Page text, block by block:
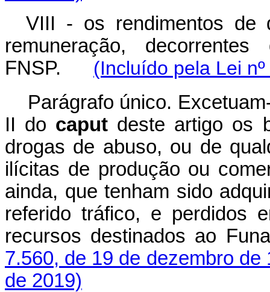
VIII - os rendimentos de
remuneração,
FNSP. (Incluído pela Lei
Parágrafo único.
II do caput deste artigo os
drogas de abuso, ou de
ilícitas de produção ou
ainda, que tenham sido
referido tráfico, e perdidos
recursos destinados ao
7.560, de 19 de dezembro de
de 2019)